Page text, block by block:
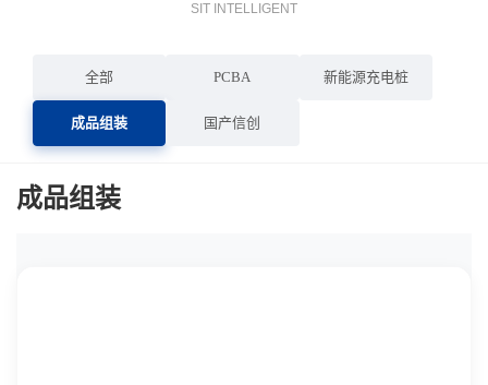
SIT INTELLIGENT
全部 PCBA 新能源充电桩
成品组装 国产信创
成品组装